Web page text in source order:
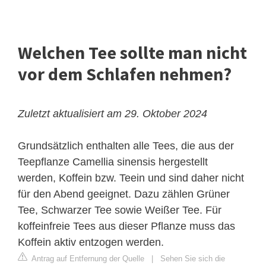
Welchen Tee sollte man nicht
vor dem Schlafen nehmen?
Zuletzt aktualisiert am 29. Oktober 2024
Grundsätzlich enthalten alle Tees, die aus der
Teepflanze Camellia sinensis hergestellt
werden, Koffein bzw. Teein und sind daher nicht
für den Abend geeignet. Dazu zählen Grüner
Tee, Schwarzer Tee sowie Weißer Tee. Für
koffeinfreie Tees aus dieser Pflanze muss das
Koffein aktiv entzogen werden.
Antrag auf Entfernung der Quelle
Sehen Sie sich die